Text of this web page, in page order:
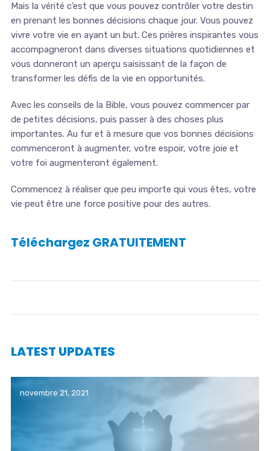
Mais la vérité c’est que vous pouvez contrôler votre destin
en prenant les bonnes décisions chaque jour. Vous pouvez
vivre votre vie en ayant un but. Ces prières inspirantes vous
accompagneront dans diverses situations quotidiennes et
vous donneront un aperçu saisissant de la façon de
transformer les défis de la vie en opportunités.
Avec les conseils de la Bible, vous pouvez commencer par
de petites décisions, puis passer à des choses plus
importantes. Au fur et à mesure que vos bonnes décisions
commenceront à augmenter, votre espoir, votre joie et
votre foi augmenteront également.
Commencez à réaliser que peu importe qui vous êtes, votre
vie peut être une force positive pour des autres.
Téléchargez GRATUITEMENT
LATEST UPDATES
novembre 21, 2021